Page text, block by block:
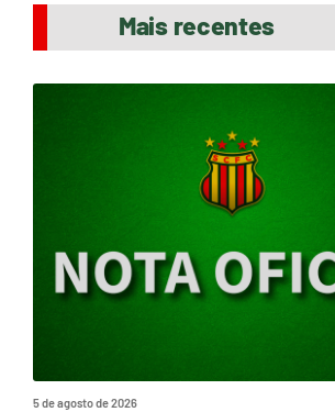
Mais recentes
5 de agosto de 2026